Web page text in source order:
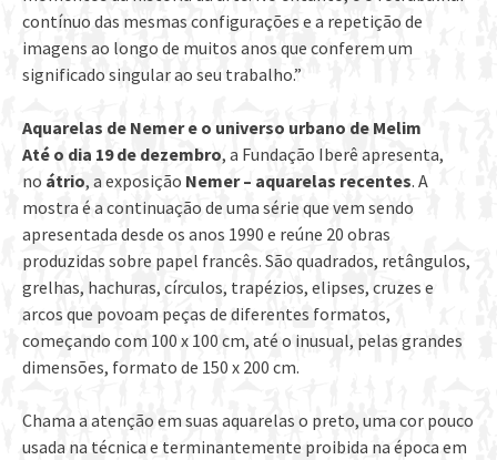
contínuo das mesmas configurações e a repetição de
imagens ao longo de muitos anos que conferem um
significado singular ao seu trabalho.”
Aquarelas de Nemer e o universo urbano de Melim
Até o dia 19 de dezembro, a Fundação Iberê apresenta,
no átrio, a exposição Nemer – aquarelas recentes. A
mostra é a continuação de uma série que vem sendo
apresentada desde os anos 1990 e reúne 20 obras
produzidas sobre papel francês. São quadrados, retângulos,
grelhas, hachuras, círculos, trapézios, elipses, cruzes e
arcos que povoam peças de diferentes formatos,
começando com 100 x 100 cm, até o inusual, pelas grandes
dimensões, formato de 150 x 200 cm.
Chama a atenção em suas aquarelas o preto, uma cor pouco
usada na técnica e terminantemente proibida na época em